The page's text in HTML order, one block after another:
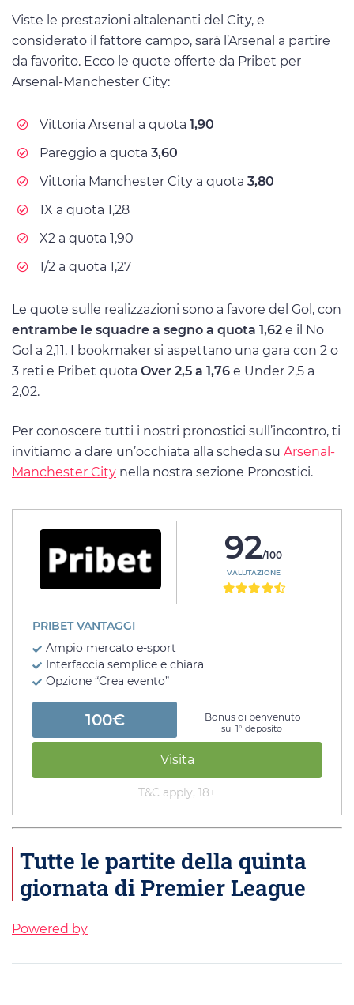
Viste le prestazioni altalenanti del City, e
considerato il fattore campo, sarà l’Arsenal a partire
da favorito. Ecco le quote offerte da Pribet per
Arsenal-Manchester City:
Vittoria Arsenal a quota 1,90
Pareggio a quota 3,60
Vittoria Manchester City a quota 3,80
1X a quota 1,28
X2 a quota 1,90
1/2 a quota 1,27
Le quote sulle realizzazioni sono a favore del Gol, con
entrambe le squadre a segno a quota 1,62 e il No
Gol a 2,11. I bookmaker si aspettano una gara con 2 o
3 reti e Pribet quota Over 2,5 a 1,76 e Under 2,5 a
2,02.
Per conoscere tutti i nostri pronostici sull’incontro, ti
invitiamo a dare un’occhiata alla scheda su Arsenal-
Manchester City nella nostra sezione Pronostici.
92/100
VALUTAZIONE
PRIBET VANTAGGI
Ampio mercato e-sport
Interfaccia semplice e chiara
Opzione “Crea evento”
100€ Bonus di benvenuto
sul 1° deposito
Visita
T&C apply, 18+
Tutte le partite della quinta
giornata di Premier League
Powered by